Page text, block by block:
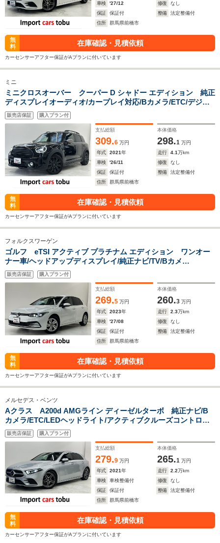
車検
'27/12 修復
なし
保証
保証付 整備
法定整備付
住所
群馬県前橋市
無
料
在庫確認・見積依頼
カーセンサーアフター保証がAプランに付いています
ミニ
ミニクロスオーバー クーパー D シャドー エディション 純正
ディスプレイオーディオ/カープレイ対応/Bカメラ/ETC/デジタ
ルメーター/LEDヘッドライト/アクティブクルーズコントロー
ル/パーキングアシスト/前後ドライブレコーダー/純正アルミホ
イール/スマートキー/キーレス
販売店保証 購入プラン付
支払総額
309.6 万円
本体価格
298.1 万円
年式
2021年 走行 4.1万km
車検
'26/11 修復
なし
保証
保証付 整備
法定整備付
住所
群馬県前橋市
無
料
在庫確認・見積依頼
カーセンサーアフター保証がAプランに付いています
フォルクスワーゲン
ゴルフ eTSI アクティブ プラチナム エディション ワンオー
ナー車/ヘッドアップディスプレイ/純正ナビ/TV/Bカメ
ラ/ETC/LEDヘッドライト/フルセグTV/パドルシフト/アクティ
ブクルーズコントロール/ブラインドスポットモニター/純正前後
ドラレコ/スマートキー/キーレス
販売店保証 購入プラン付
支払総額
269.5 万円
本体価格
260.3 万円
年式
2023年 走行 2.3万km
車検
'27/08 修復
なし
保証
保証付 整備
法定整備付
住所
群馬県前橋市
無
料
在庫確認・見積依頼
カーセンサーアフター保証がAプランに付いています
メルセデス・ベンツ
Aクラス A200d AMGライン ディーゼルターボ 純正ナビ/B
カメラ/ETC/LEDヘッドライト/アクティブクルーズコントロー
ル/ブラインドスポットモニター/パドルシフト/フロントシート
ヒーター/レーンキープ/ドライブレコーダー/スマートキー/キー
販売店保証 購入プラン付
支払総額
279.9 万円
本体価格
265.1 万円
年式
2021年 走行 2.2万km
車検
車検整備付 修復
なし
保証
保証付 整備
法定整備付
住所
群馬県前橋市
無
料
在庫確認・見積依頼
カーセンサーアフター保証がAプランに付いています